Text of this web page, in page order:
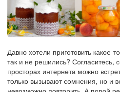
Давно хотели приготовить
так и не решились? Согласитесь,
просторах интернета можно
только вызывают сомнения, но и